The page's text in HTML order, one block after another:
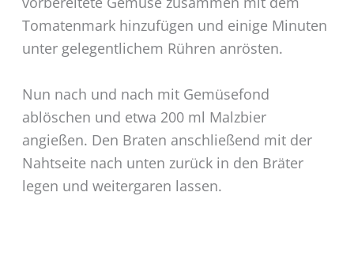
Tomatenmark hinzufügen und einige Minuten
unter gelegentlichem Rühren anrösten.
Nun nach und nach mit Gemüsefond
ablöschen und etwa 200 ml Malzbier
angießen. Den Braten anschließend mit der
Nahtseite nach unten zurück in den Bräter
legen und weitergaren lassen.